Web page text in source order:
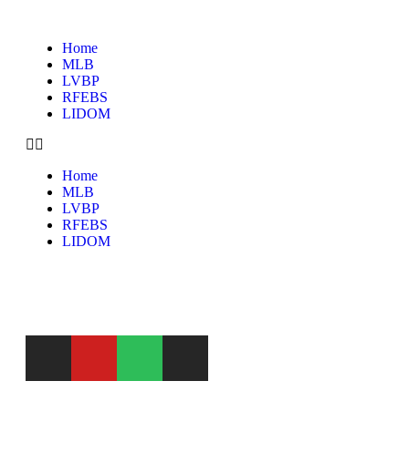
Home
MLB
LVBP
RFEBS
LIDOM
Home
MLB
LVBP
RFEBS
LIDOM